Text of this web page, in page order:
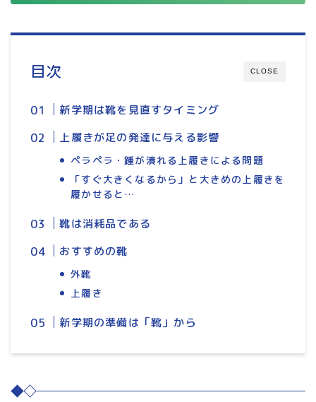
CLOSE
目次
新学期は靴を見直すタイミング
上履きが足の発達に与える影響
ペラペラ・踵が潰れる上履きによる問題
「すぐ大きくなるから」と大きめの上履きを
履かせると…
靴は消耗品である
おすすめの靴
外靴
上履き
新学期の準備は「靴」から